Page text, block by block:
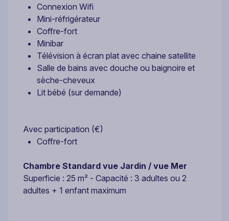
Connexion Wifi
Mini-réfrigérateur
Coffre-fort
Minibar
Télévision à écran plat avec chaine satellite
Salle de bains avec douche ou baignoire et
sèche-cheveux
Lit bébé (sur demande)
Avec participation (€)
Coffre-fort
Chambre Standard vue Jardin / vue Mer
Superficie : 25 m² - Capacité : 3 adultes ou 2
adultes + 1 enfant maximum